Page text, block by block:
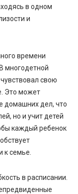
в одном
и
времени
многодетной
свою
Это может
домашних дел, что
но и учит детей
каждый ребенок
семье.
в расписании.